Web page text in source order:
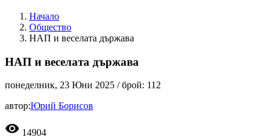
Начало
Общество
НАП и веселата държава
НАП и веселата държава
понеделник, 23 Юни 2025 / брой: 112
автор:Юрий Борисов
visibility 14904